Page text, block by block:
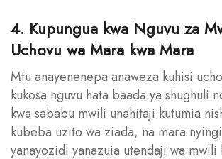
4. Kupungua kwa Nguvu za
Uchovu wa Mara kwa Mara
Mtu anayenenepa anaweza kuhisi
kukosa nguvu hata baada ya shughuli
kwa sababu mwili unahitaji kutumia
kubeba uzito wa ziada, na mara
yanayozidi yanazuia utendaji wa mwili